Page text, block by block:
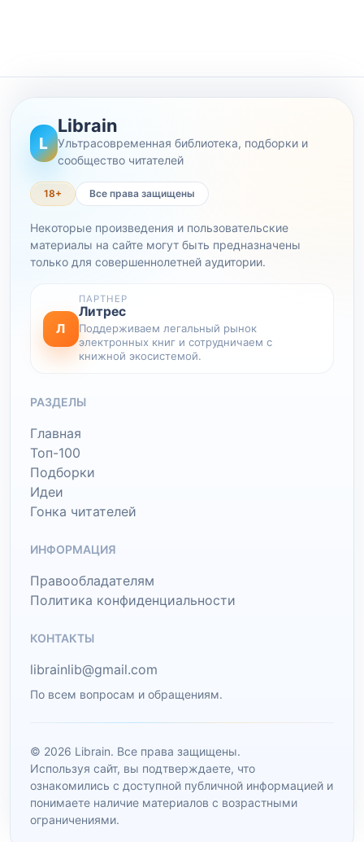
L
Librain
Ультрасовременная библиотека, подборки и
сообщество читателей
18+ Все права защищены
Некоторые произведения и пользовательские
материалы на сайте могут быть предназначены
только для совершеннолетней аудитории.
Л
ПАРТНЕР
Литрес
Поддерживаем легальный рынок
электронных книг и сотрудничаем с
книжной экосистемой.
РАЗДЕЛЫ
Главная
Топ-100
Подборки
Идеи
Гонка читателей
ИНФОРМАЦИЯ
Правообладателям
Политика конфиденциальности
КОНТАКТЫ
librainlib@gmail.com
По всем вопросам и обращениям.
© 2026 Librain. Все права защищены.
Используя сайт, вы подтверждаете, что
ознакомились с доступной публичной информацией и
понимаете наличие материалов с возрастными
ограничениями.